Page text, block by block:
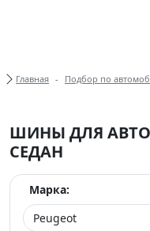
Купить
Хлебные
Главная Подбор по
ШИНЫ ДЛЯ
СЕДАН
Марка: